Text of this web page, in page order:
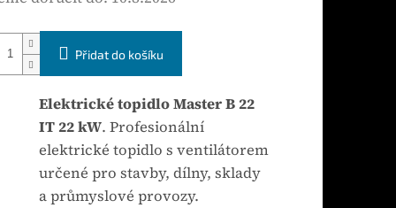
Přidat do košíku
Elektrické topidlo Master B 22
IT 22 kW. Profesionální
elektrické topidlo s ventilátorem
určené pro stavby, dílny, sklady
a průmyslové provozy.